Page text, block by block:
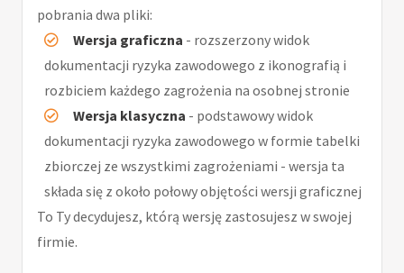
pobrania dwa pliki:
Wersja graficzna - rozszerzony widok
dokumentacji ryzyka zawodowego z ikonografią i
rozbiciem każdego zagrożenia na osobnej stronie
Wersja klasyczna - podstawowy widok
dokumentacji ryzyka zawodowego w formie tabelki
zbiorczej ze wszystkimi zagrożeniami - wersja ta
składa się z około połowy objętości wersji graficznej
To Ty decydujesz, którą wersję zastosujesz w swojej
firmie.